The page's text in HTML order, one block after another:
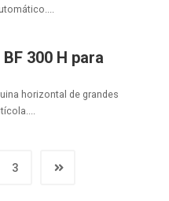
300 H para
horizontal de grandes
3